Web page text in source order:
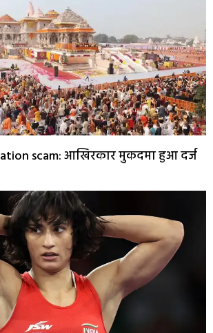
scam: आखिरकार मुकदमा हुआ दर्ज